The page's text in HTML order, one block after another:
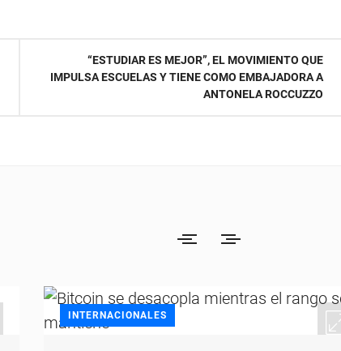
“ESTUDIAR ES MEJOR”, EL MOVIMIENTO QUE
IMPULSA ESCUELAS Y TIENE COMO EMBAJADORA A
ANTONELA ROCCUZZO
INTERNACIONALES